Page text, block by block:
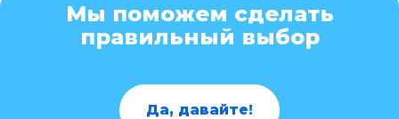
Мы поможем сделать
правильный выбор
Да, давайте!